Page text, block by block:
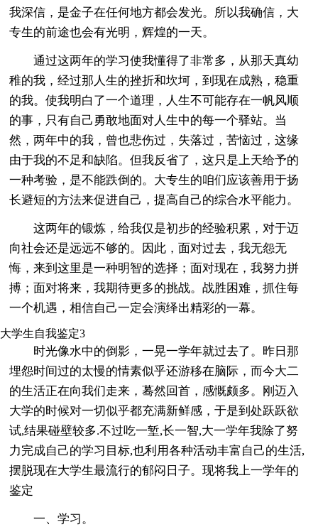
我深信，是金子在任何地方都会发光。所以我确信，大
专生的前途也会有光明，辉煌的一天。
通过这两年的学习使我懂得了非常多，从那天真幼
稚的我，经过那人生的挫折和坎坷，到现在成熟，稳重
的我。使我明白了一个道理，人生不可能存在一帆风顺
的事，只有自己勇敢地面对人生中的每一个驿站。当
然，两年中的我，曾也悲伤过，失落过，苦恼过，这缘
由于我的不足和缺陷。但我反省了，这只是上天给予的
一种考验，是不能跌倒的。大专生的咱们应该善用于扬
长避短的方法来促进自己，提高自己的综合水平能力。
这两年的锻炼，给我仅是初步的经验积累，对于迈
向社会还是远远不够的。因此，面对过去，我无怨无
悔，来到这里是一种明智的选择；面对现在，我努力拼
搏；面对将来，我期待更多的挑战。战胜困难，抓住每
一个机遇，相信自己一定会演绎出精彩的一幕。
大学生自我鉴定3
时光像水中的倒影，一晃一学年就过去了。昨日那
埋怨时间过的太慢的情素似乎还游移在脑际，而今大二
的生活正在向我们走来，蓦然回首，感慨颇多。刚迈入
大学的时候对一切似乎都充满新鲜感，于是到处跃跃欲
试,结果碰壁较多.不过吃一堑,长一智,大一学年我除了努
力完成自己的学习目标,也利用各种活动丰富自己的生活,
摆脱现在大学生最流行的郁闷日子。现将我上一学年的
鉴定
一、学习。